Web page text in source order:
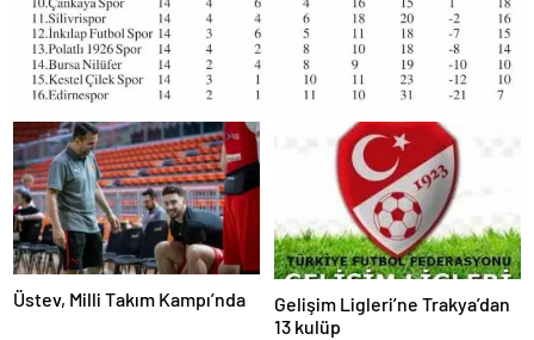
Üstev, Milli Takım Kampı’nda
Gelişim Ligleri’ne Trakya’dan
13 kulüp